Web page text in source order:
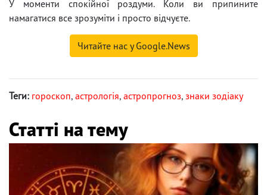
У моменти спокійної роздуми. Коли ви припините
намагатися все зрозуміти і просто відчуєте.
Читайте нас у Google.News
Теги: гороскоп, астрологія, астропрогноз, знаки зодіаку
Статті на тему